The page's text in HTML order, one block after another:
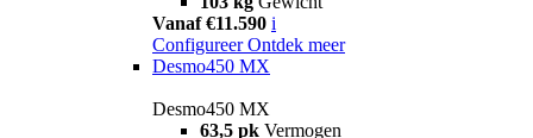
Vanaf €11.590 i
Configureer Ontdek meer
Desmo450 MX
Desmo450 MX
63,5 pk Vermogen